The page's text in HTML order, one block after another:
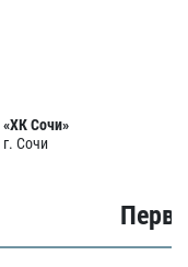
«ХК Сочи»
г. Сочи